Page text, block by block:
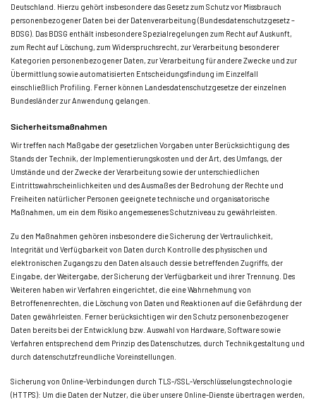
Deutschland. Hierzu gehört insbesondere das Gesetz zum Schutz vor Missbrauch
personenbezogener Daten bei der Datenverarbeitung (Bundesdatenschutzgesetz –
BDSG). Das BDSG enthält insbesondere Spezialregelungen zum Recht auf Auskunft,
zum Recht auf Löschung, zum Widerspruchsrecht, zur Verarbeitung besonderer
Kategorien personenbezogener Daten, zur Verarbeitung für andere Zwecke und zur
Übermittlung sowie automatisierten Entscheidungsfindung im Einzelfall
einschließlich Profiling. Ferner können Landesdatenschutzgesetze der einzelnen
Bundesländer zur Anwendung gelangen.
Sicherheitsmaßnahmen
Wir treffen nach Maßgabe der gesetzlichen Vorgaben unter Berücksichtigung des
Stands der Technik, der Implementierungskosten und der Art, des Umfangs, der
Umstände und der Zwecke der Verarbeitung sowie der unterschiedlichen
Eintrittswahrscheinlichkeiten und des Ausmaßes der Bedrohung der Rechte und
Freiheiten natürlicher Personen geeignete technische und organisatorische
Maßnahmen, um ein dem Risiko angemessenes Schutzniveau zu gewährleisten.
Zu den Maßnahmen gehören insbesondere die Sicherung der Vertraulichkeit,
Integrität und Verfügbarkeit von Daten durch Kontrolle des physischen und
elektronischen Zugangs zu den Daten als auch des sie betreffenden Zugriffs, der
Eingabe, der Weitergabe, der Sicherung der Verfügbarkeit und ihrer Trennung. Des
Weiteren haben wir Verfahren eingerichtet, die eine Wahrnehmung von
Betroffenenrechten, die Löschung von Daten und Reaktionen auf die Gefährdung der
Daten gewährleisten. Ferner berücksichtigen wir den Schutz personenbezogener
Daten bereits bei der Entwicklung bzw. Auswahl von Hardware, Software sowie
Verfahren entsprechend dem Prinzip des Datenschutzes, durch Technikgestaltung und
durch datenschutzfreundliche Voreinstellungen.
Sicherung von Online-Verbindungen durch TLS-/SSL-Verschlüsselungstechnologie
(HTTPS): Um die Daten der Nutzer, die über unsere Online-Dienste übertragen werden,